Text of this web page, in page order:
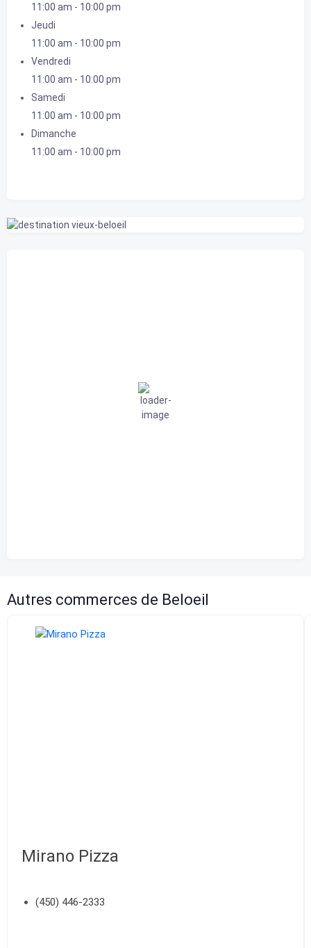
11:00 am - 10:00 pm
Jeudi
11:00 am - 10:00 pm
Vendredi
11:00 am - 10:00 pm
Samedi
11:00 am - 10:00 pm
Dimanche
11:00 am - 10:00 pm
Autres commerces de Beloeil
Mirano Pizza
(450) 446-2333